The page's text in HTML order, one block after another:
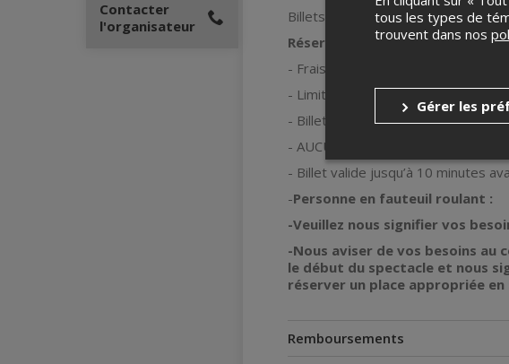
Billets distribués dès le mardi 10
Réservation en ligne :
- Frais de 2$ d'administration sur
- Limite de 2 billets par personne,
- Billets réservés aux montréalais
- AUCUN REMBOURSEMENT
- Billet valide jusqu’à 10 minutes
-Personne en fauteuil roulant :
-Veuillez nous signifier vos
-Nous aviser de vos besoins
le début du spectacle et nous
réserver un place appropriée en
Remboursements
Contacter
l'organisateur
tous les types de
trouvent dans nos
Gérer les